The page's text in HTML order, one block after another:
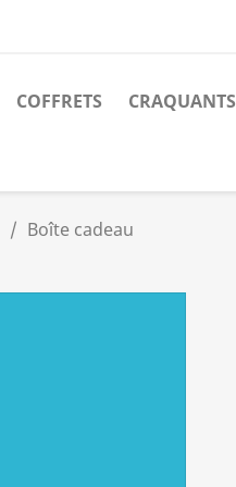
COFFRETS CRAQUANTS
Boîte cadeau